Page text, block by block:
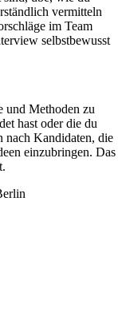
vermitteln
im Team
selbstbewusst
und Methoden zu
hast oder die du
nach Kandidaten, die
einzubringen. Das